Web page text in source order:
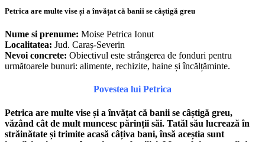
Petrica are multe vise și a învățat că banii se câștigă greu
Nume si prenume: Moise Petrica Ionut
Localitatea: Jud. Caraș-Severin
Nevoi concrete: Obiectivul este strângerea de fonduri pentru
următoarele bunuri: alimente, rechizite, haine și încălțăminte.
Povestea lui Petrica
Petrica are multe vise și a învățat că banii se câștigă greu,
văzând cât de mult muncesc părinții săi. Tatăl său lucrează în
străinătate și trimite acasă câțiva bani, însă aceștia sunt